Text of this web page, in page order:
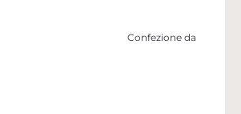
Confezione da